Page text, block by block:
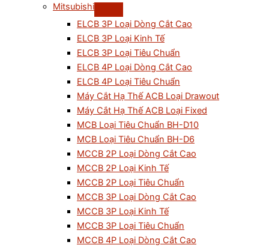
Mitsubishi
ELCB 3P Loại Dòng Cắt Cao
ELCB 3P Loại Kinh Tế
ELCB 3P Loại Tiêu Chuẩn
ELCB 4P Loại Dòng Cắt Cao
ELCB 4P Loại Tiêu Chuẩn
Máy Cắt Hạ Thế ACB Loại Drawout
Máy Cắt Hạ Thế ACB Loại Fixed
MCB Loại Tiêu Chuẩn BH-D10
MCB Loại Tiêu Chuẩn BH-D6
MCCB 2P Loại Dòng Cắt Cao
MCCB 2P Loại Kinh Tế
MCCB 2P Loại Tiêu Chuẩn
MCCB 3P Loại Dòng Cắt Cao
MCCB 3P Loại Kinh Tế
MCCB 3P Loại Tiêu Chuẩn
MCCB 4P Loại Dòng Cắt Cao